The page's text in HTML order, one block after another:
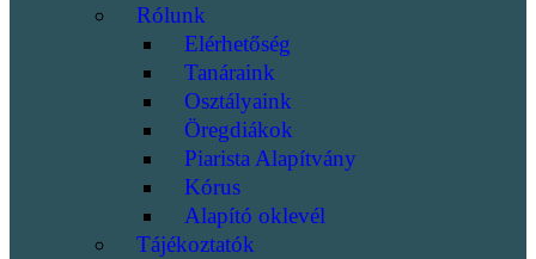
Rólunk
Elérhetőség
Tanáraink
Osztályaink
Öregdiákok
Piarista Alapítvány
Kórus
Alapító oklevél
Tájékoztatók